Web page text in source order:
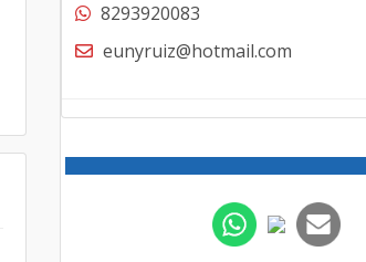
8293920083
eunyruiz@hotmail.com